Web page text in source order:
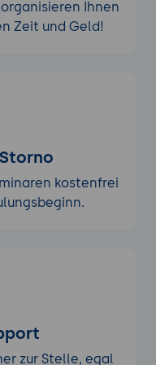
Führungs-
Logik mit
führen
in Führungs-
Beleg,
Vergleichs-
Liste?".
BCG, Bain,
Ihnen
Zeit und Geld!
kostenfrei
zur Stelle, egal